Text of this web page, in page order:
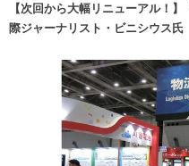
【次回から大幅リニューアル！
際ジャーナリスト・ビニシウス氏